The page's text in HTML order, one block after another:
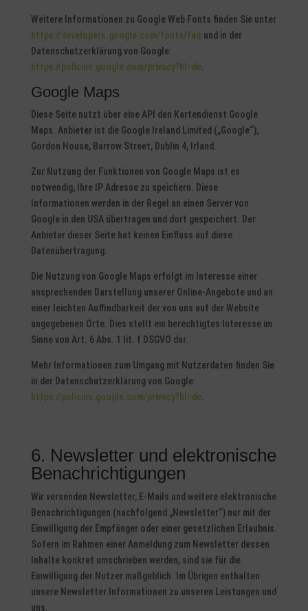
Weitere Informationen zu Google Web Fonts finden Sie unter
https://developers.google.com/fonts/faq und in der
Datenschutzerklärung von Google:
https://policies.google.com/privacy?hl=de.
Google Maps
Diese Seite nutzt über eine API den Kartendienst Google
Maps. Anbieter ist die Google Ireland Limited („Google“),
Gordon House, Barrow Street, Dublin 4, Irland.
Zur Nutzung der Funktionen von Google Maps ist es
notwendig, Ihre IP Adresse zu speichern. Diese
Informationen werden in der Regel an einen Server von
Google in den USA übertragen und dort gespeichert. Der
Anbieter dieser Seite hat keinen Einfluss auf diese
Datenübertragung.
Die Nutzung von Google Maps erfolgt im Interesse einer
ansprechenden Darstellung unserer Online-Angebote und an
einer leichten Auffindbarkeit der von uns auf der Website
angegebenen Orte. Dies stellt ein berechtigtes Interesse im
Sinne von Art. 6 Abs. 1 lit. f DSGVO dar.
Mehr Informationen zum Umgang mit Nutzerdaten finden Sie
in der Datenschutzerklärung von Google:
https://policies.google.com/privacy?hl=de.
6. Newsletter und elektronische
Benachrichtigungen
Wir versenden Newsletter, E-Mails und weitere elektronische
Benachrichtigungen (nachfolgend „Newsletter“) nur mit der
Einwilligung der Empfänger oder einer gesetzlichen Erlaubnis.
Sofern im Rahmen einer Anmeldung zum Newsletter dessen
Inhalte konkret umschrieben werden, sind sie für die
Einwilligung der Nutzer maßgeblich. Im Übrigen enthalten
unsere Newsletter Informationen zu unseren Leistungen und
uns.